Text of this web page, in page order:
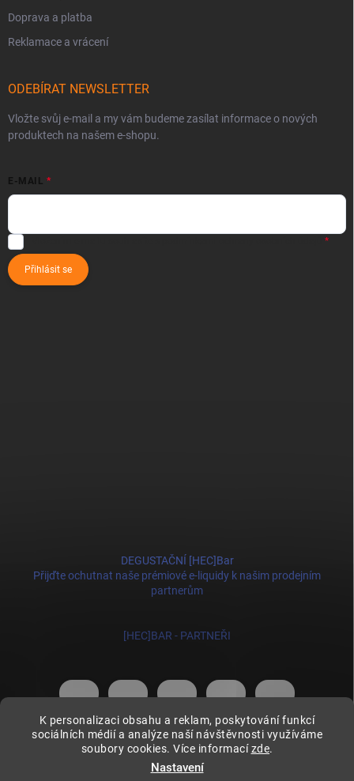
K personalizaci obsahu a reklam, poskytování funkcí
sociálních médií a analýze naší návštěvnosti využíváme
soubory cookies. Více informacízde.
Nastavení
Doprava a platba
Reklamace a vrácení
ODEBÍRAT NEWSLETTER
Vložte svůj e-mail a my vám budeme zasílat informace o nových
produktech na našem e-shopu.
E-MAIL
Přihlásit se
DEGUSTAČNÍ [HEC]Bar
Přijďte ochutnat naše prémiové e-liquidy k našim prodejním
partnerům
[HEC]BAR - PARTNEŘI
Copyright 2026HECmania. Všechna práva vyhrazena.Upravit nastavení
cookies